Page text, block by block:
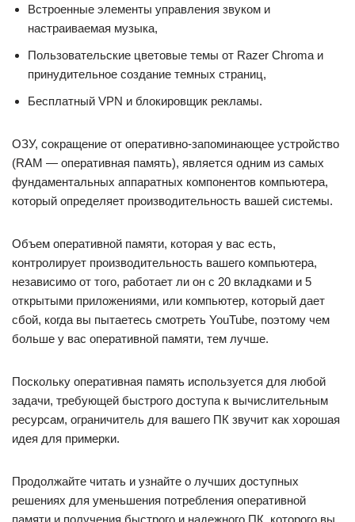
Встроенные элементы управления звуком и
настраиваемая музыка,
Пользовательские цветовые темы от Razer Chroma и
принудительное создание темных страниц,
Бесплатный VPN и блокировщик рекламы.
ОЗУ, сокращение от оперативно-запоминающее устройство
(RAM — оперативная память), является одним из самых
фундаментальных аппаратных компонентов компьютера,
который определяет производительность вашей системы.
Объем оперативной памяти, которая у вас есть,
контролирует производительность вашего компьютера,
независимо от того, работает ли он с 20 вкладками и 5
открытыми приложениями, или компьютер, который дает
сбой, когда вы пытаетесь смотреть YouTube, поэтому чем
больше у вас оперативной памяти, тем лучше.
Поскольку оперативная память используется для любой
задачи, требующей быстрого доступа к вычислительным
ресурсам, ограничитель для вашего ПК звучит как хорошая
идея для примерки.
Продолжайте читать и узнайте о лучших доступных
решениях для уменьшения потребления оперативной
памяти и получения быстрого и надежного ПК, которого вы